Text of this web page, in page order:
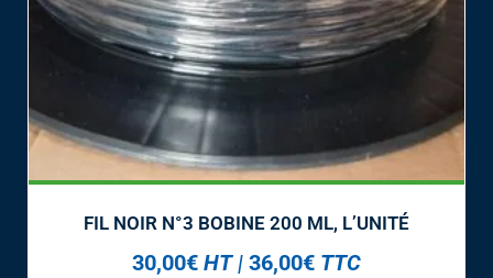
FIL NOIR N°3 BOBINE 200 ML, L’UNITÉ
30,00€ HT | 36,00€ TTC